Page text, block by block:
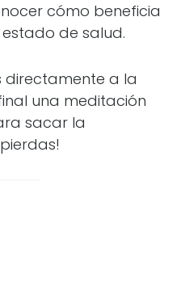
cómo beneficia
de salud.
directamente a la
una meditación
sacar la